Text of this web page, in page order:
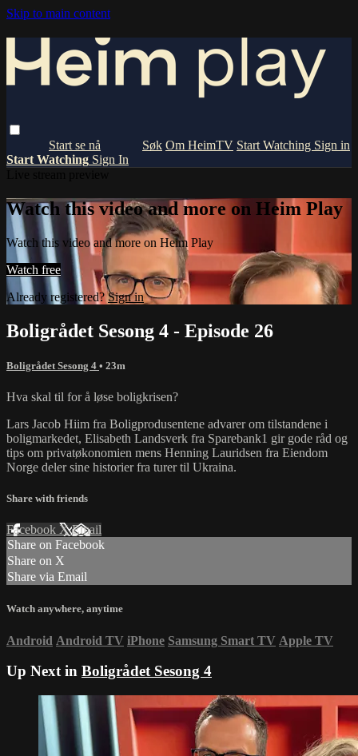
Skip to main content
Om HeimTV Start Watching Sign in
Start Watching Sign In
Watch this video and more on Heim Play
Watch this video and more on Heim Play
Watch free
Already registered?Sign in
Boligrådet Sesong 4 - Episode 26
Boligrådet Sesong 4 • 23m
Hva skal til for å løse boligkrisen?
Lars Jacob Hiim fra Boligprodusentene advarer om tilstandene i
boligmarkedet, Elisabeth Landsverk fra Sparebank1 gir gode råd og
tips om privatøkonomien mens Henning Lauridsen fra Eiendom
Norge deler sine historier fra turer til Ukraina.
Share with friends
Facebook XEmail
Share on Facebook
Share on X
Share via Email
Watch anywhere, anytime
Android Android TV iPhone Samsung Smart TV Apple TV
Up Next in Boligrådet Sesong 4